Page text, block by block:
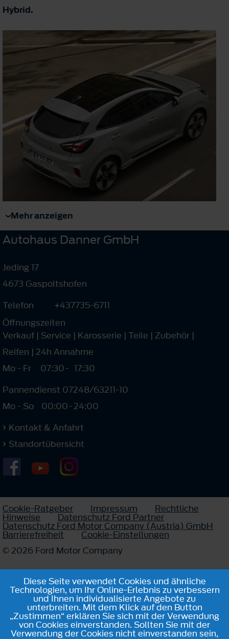
Hybrid.
Mehr anzeigen
Autohaus Danner GmbH
Jeding 17
4673 Gaspoltshofen
Telefon
+437735-6711
Öffnungszeiten
Verkauf | Service | Karosserie | Teile | Zubehör |
Reifen | 24h Annahme
Mo - Fr
07:30- 17:30
Pannendienst 07248/63211-10
Mo - So
00:00-24:00
Kontakt & Anfahrt
Standortübersicht
Cookie-Ratgeber Impressum Rechtliche
Hinweise Datenschutz Ford Partner
Datenschutz Ford Motor Company (Austria) GmbH
Barrierefreiheit
Cookie-Einstellungen
© 2026 Ford Motor Company
Diese Seite verwendet Cookies und ähnliche
Technologien, um Ihr Online-Erlebnis zu verbessern
und Ihnen individualisierte Angebote zu
unterbreiten. Mit dem Klick auf den Button
„Zustimmen“ erklären Sie sich mit der Verwendung
von Cookies einverstanden. Sollten Sie mit der
Verwendung der Cookies nicht einverstanden sein,